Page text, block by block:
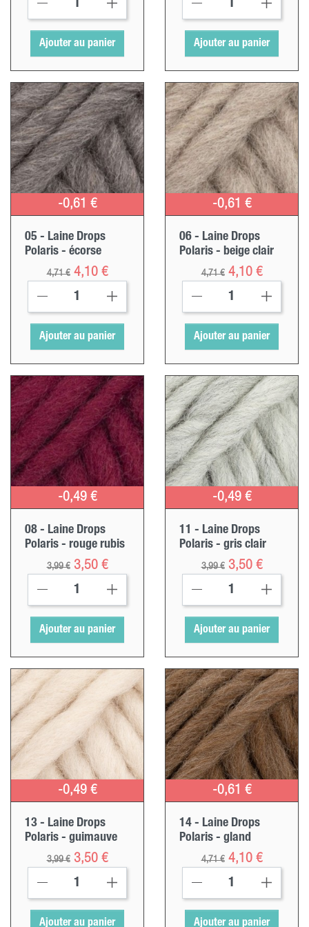
Ajouter au panier Ajouter au panier
-0,61 €
05 - Laine Drops
Polaris - écorse
Prix ​​habituel
4,71 € Prix
4,10 €
Ajouter au panier
-0,61 €
06 - Laine Drops
Polaris - beige clair
Prix ​​habituel
4,71 € Prix
4,10 €
Ajouter au panier
-0,49 €
08 - Laine Drops
Polaris - rouge rubis
Prix ​​habituel
3,99 € Prix
3,50 €
Ajouter au panier
-0,49 €
11 - Laine Drops
Polaris - gris clair
Prix ​​habituel
3,99 € Prix
3,50 €
Ajouter au panier
-0,49 €
13 - Laine Drops
Polaris - guimauve
Prix ​​habituel
3,99 € Prix
3,50 €
Ajouter au panier
-0,61 €
14 - Laine Drops
Polaris - gland
Prix ​​habituel
4,71 € Prix
4,10 €
Ajouter au panier